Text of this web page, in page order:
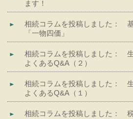
ます！
相続コラムを投稿しました：
「一物四価」
相続コラムを投稿しました：
よくあるQ&A（２）
相続コラムを投稿しました：
よくあるQ&A（１）
相続コラムを投稿しました：